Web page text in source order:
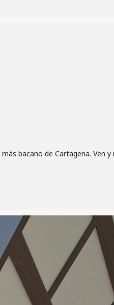
bacano de Cartagena. Ven y